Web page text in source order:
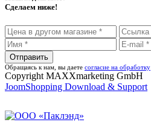
Сделаем ниже!
Обращаясь к нам, вы даете согласие на обработку
Copyright MAXXmarketing GmbH
JoomShopping Download & Support